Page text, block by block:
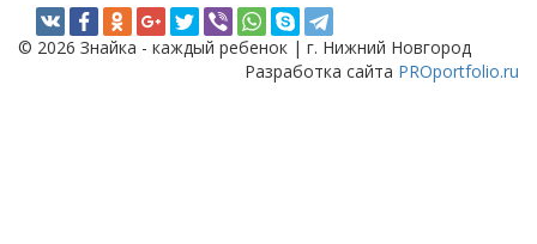
© 2026 Знайка - каждый ребенок | г. Нижний Новгород
Разработка сайта PROportfolio.ru